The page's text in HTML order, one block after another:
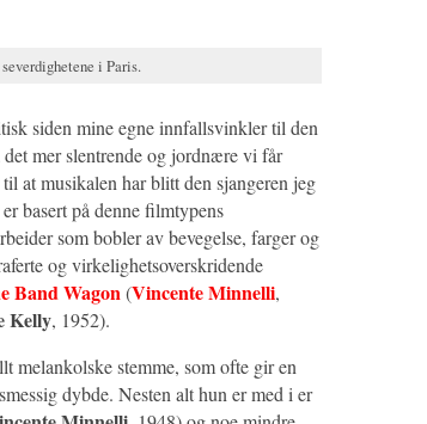
i Paris.
siden mine egne innfallsvinkler til den
mer slentrende og jordnære vi får
at musikalen har blitt den sjangeren jeg
basert på denne filmtypens
som bobler av bevegelse, farger og
og virkelighetsoverskridende
Band Wagon(Vincente Minnelli,
Kelly, 1952).
melankolske stemme, som ofte gir en
dybde. Nesten alt hun er med i er